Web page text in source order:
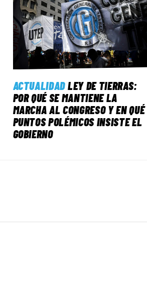
ACTUALIDADLEY DE TIERRAS:
POR QUÉ SE MANTIENE LA
MARCHA AL CONGRESO Y EN QUÉ
PUNTOS POLÉMICOS INSISTE EL
GOBIERNO